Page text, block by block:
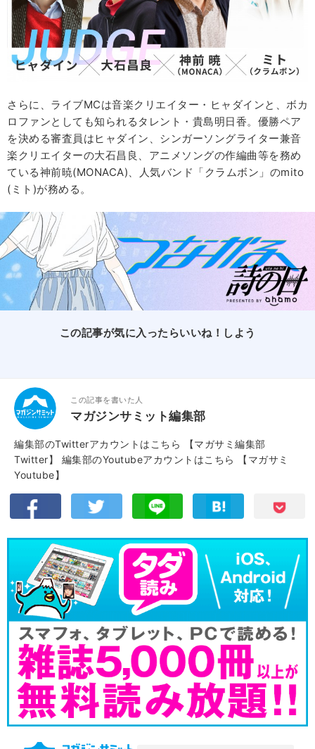
さらに、ライブMCは音楽クリエイター・ヒャダインと、ボカ
ロファンとしても知られるタレント・貴島明日香。優勝ペア
を決める審査員はヒャダイン、シンガーソングライター兼音
楽クリエイターの大石昌良、アニメソングの作編曲等を務め
ている神前暁(MONACA)、人気バンド「クラムボン」のmito
(ミト)が務める。
この記事が気に入ったらいいね！しよう
この記事を書いた人
マガジンサミット編集部
編集部のTwitterアカウントはこちら
【マガサミ編集部
Twitter】
編集部のYoutubeアカウントはこちら
【マガサミ
Youtube】